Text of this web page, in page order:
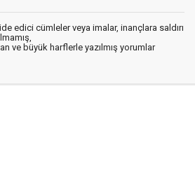
edici cümleler veya imalar, inançlara saldırı
ve büyük harflerle yazılmış yorumlar